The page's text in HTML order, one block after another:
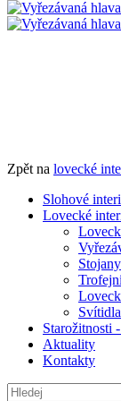
Zpět na lovecké
Slohové
Lovecké
Svítidla
Starožitnosti
Aktuality
Kontakty